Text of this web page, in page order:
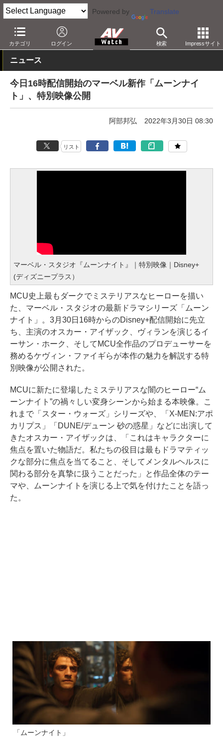
Powered by Translate
カテゴリ ログイン 検索 Impressサイト
AV Watch コンテンツ・サービス 映像配信 Disney+
ニュース
今日16時配信開始のマーベル新作「ムーンナイ
ト」、特別映像公開
阿部邦弘 2022年3月30日 08:30
リスト
マーベル・スタジオ『ムーンナイト』｜特別映像｜Disney+
(ディズニープラス）
MCU史上最もダークでミステリアスなヒーローを描い
た、マーベル・スタジオの最新ドラマシリーズ「ムーン
ナイト」。3月30日16時からのDisney+配信開始に先立
ち、主演のオスカー・アイザック、ヴィランを演じるイ
ーサン・ホーク、そしてMCU全作品のプロデューサーを
務めるケヴィン・ファイギらが本作の魅力を解説する特
別映像が公開された。
MCUに新たに登場したミステリアスな闇のヒーロー“ム
ーンナイト”の禍々しい変身シーンから始まる本映像。こ
れまで「スター・ウォーズ」シリーズや、「X-MEN:アポ
カリプス」「DUNE/デューン 砂の惑星」などに出演して
きたオスカー・アイザックは、「これはキャラクターに
焦点を置いた物語だ。私たちの役目は最もドラマティッ
クな部分に焦点を当てること、そしてメンタルヘルスに
関わる部分を真摯に扱うことだった」と作品全体のテー
マや、ムーンナイトを演じる上で気を付けたことを語っ
た。
「ムーンナイト」